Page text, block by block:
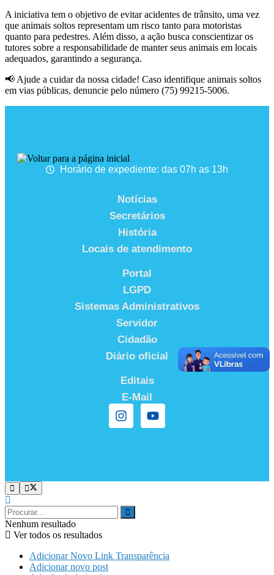
A iniciativa tem o objetivo de evitar acidentes de trânsito, uma vez
que animais soltos representam um risco tanto para motoristas
quanto para pedestres. Além disso, a ação busca conscientizar os
tutores sobre a responsabilidade de manter seus animais em locais
adequados, garantindo a segurança.
📢 Ajude a cuidar da nossa cidade! Caso identifique animais soltos
em vias públicas, denuncie pelo número (75) 99215-5006.
Horário de expediente: das 07h as 13h
Notícias
Secretários
História
Locais de atendimento
Portal
LGPD
Sistemas Administrativos
Servidor
Cidadão
Diário oficial
Editais
E-Mail
Nenhum resultado
Ver todos os resultados
Adicionar Novo Link Transparência
Adicionar novo post